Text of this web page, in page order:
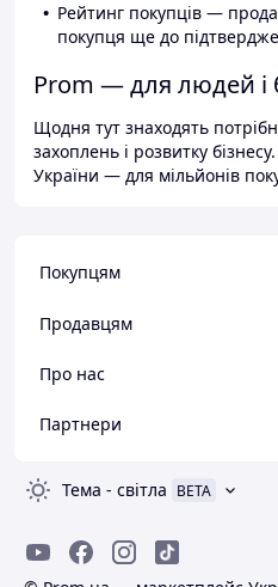
Рейтинг покупців —
покупця ще до
Prom — для людей і
Щодня тут знаходять
захоплень і розвитку
України — для мільйонів
Покупцям
Продавцям
Про нас
Партнери
Тема - світла BETA